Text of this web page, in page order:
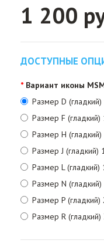
1 200
ДОСТУПНЫЕ
Вариант иконы
Размер D
Размер F
Размер H
Размер J
Размер L
Размер N
Размер P
Размер R